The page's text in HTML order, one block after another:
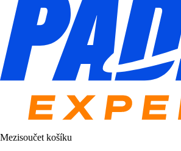
Mezisoučet košíku